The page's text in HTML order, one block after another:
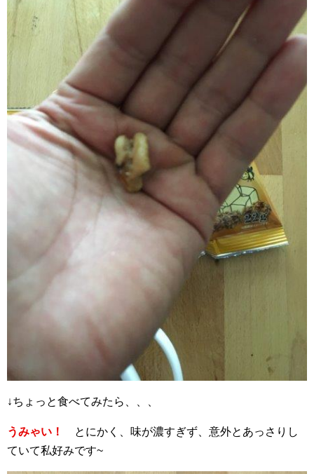
↓ちょっと食べてみたら、、、
うみゃい！
とにかく、味が濃すぎず、意外とあっさりし
ていて私好みです~